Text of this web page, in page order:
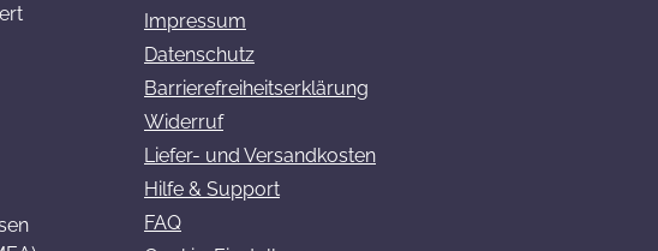
Impressum
Datenschutz
Barrierefreiheitserklärung
Widerruf
Liefer- und Versandkosten
Hilfe & Support
FAQ